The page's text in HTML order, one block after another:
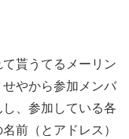
貰うてるメーリン
やから参加メンバ
、参加している各
前（とアドレス）